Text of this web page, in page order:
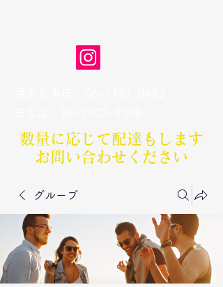
数量に応じて配達もします​
お問い合わせください
グループ